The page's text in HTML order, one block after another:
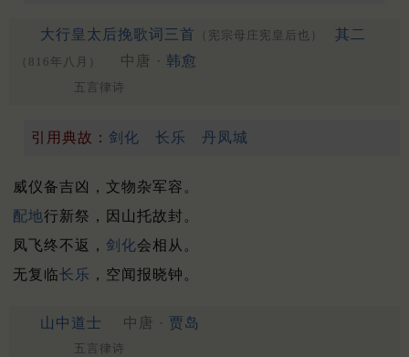
大行皇太后挽歌词三首 （宪宗母庄宪皇后也） 其二
（816年八月） 中唐 · 韩愈
五言律诗
引用典故： 剑化 长乐 丹凤城
威仪备吉凶，文物杂军容。
配地行新祭，因山托故封。
凤飞终不返， 剑化会相从。
无复临长乐 ，空闻报晓钟。
山中道士 中唐 · 贾岛
五言律诗